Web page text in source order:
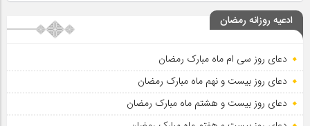
ادعیه روزانه رمضان
دعای روز سی ام ماه مبارک رمضان
دعای روز بیست و نهم ماه مبارک رمضان
دعای روز بیست و هشتم ماه مبارک رمضان